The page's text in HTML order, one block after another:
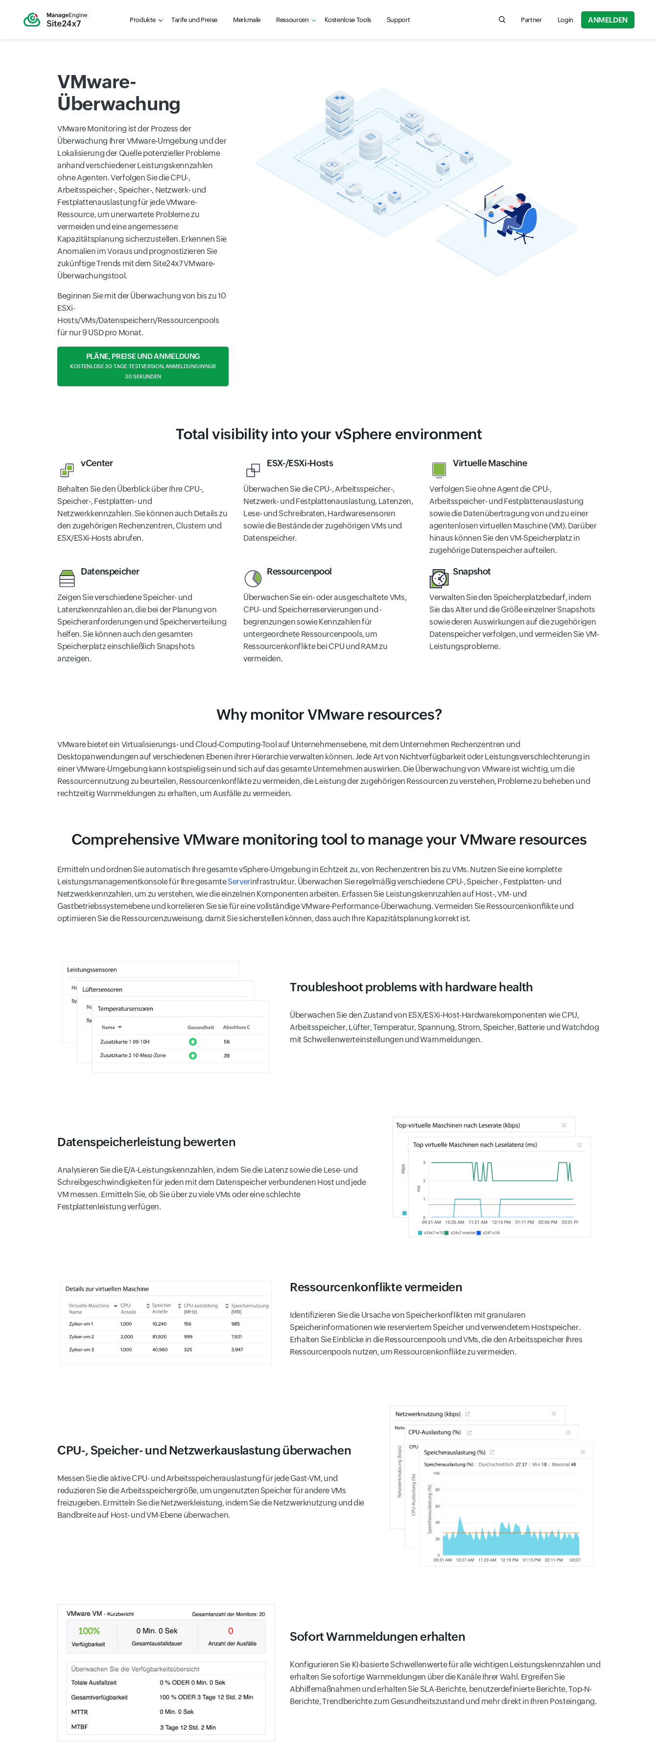
Produkte Tarife und Preise Merkmale Ressourcen Kostenlose Tools Support Search for product information, help articles,
Partner Login ANMELDEN
VMware-
Überwachung
VMware Monitoring ist der Prozess der
Überwachung Ihrer VMware-Umgebung und der
Lokalisierung der Quelle potenzieller Probleme
anhand verschiedener Leistungskennzahlen
ohne Agenten. Verfolgen Sie die CPU-,
Arbeitsspeicher-, Speicher-, Netzwerk- und
Festplattenauslastung für jede VMware-
Ressource, um unerwartete Probleme zu
vermeiden und eine angemessene
Kapazitätsplanung sicherzustellen. Erkennen Sie
Anomalien im Voraus und prognostizieren Sie
zukünftige Trends mit dem Site24x7 VMware-
Überwachungstool.
Beginnen Sie mit der Überwachung von bis zu 10
ESXi-
Hosts/VMs/Datenspeichern/Ressourcenpools
für nur 9 USD pro Monat.
PLÄNE, PREISE UND ANMELDUNG
KOSTENLOSE 30-TAGE-TESTVERSION, ANMELDUNG IN NUR
30 SEKUNDEN
Total visibility into your vSphere environment
vCenter
Behalten Sie den Überblick über Ihre CPU-,
Speicher-, Festplatten- und
Netzwerkkennzahlen. Sie können auch Details zu
den zugehörigen Rechenzentren, Clustern und
ESX/ESXi-Hosts abrufen.
ESX-/ESXi-Hosts
Überwachen Sie die CPU-, Arbeitsspeicher-,
Netzwerk- und Festplattenauslastung, Latenzen,
Lese- und Schreibraten, Hardwaresensoren
sowie die Bestände der zugehörigen VMs und
Datenspeicher.
Virtuelle Maschine
Verfolgen Sie ohne Agent die CPU-,
Arbeitsspeicher- und Festplattenauslastung
sowie die Datenübertragung von und zu einer
agentenlosen virtuellen Maschine (VM). Darüber
hinaus können Sie den VM-Speicherplatz in
zugehörige Datenspeicher aufteilen.
Datenspeicher
Zeigen Sie verschiedene Speicher- und
Latenzkennzahlen an, die bei der Planung von
Speicheranforderungen und Speicherverteilung
helfen. Sie können auch den gesamten
Speicherplatz einschließlich Snapshots
anzeigen.
Ressourcenpool
Überwachen Sie ein- oder ausgeschaltete VMs,
CPU- und Speicherreservierungen und -
begrenzungen sowie Kennzahlen für
untergeordnete Ressourcenpools, um
Ressourcenkonflikte bei CPU und RAM zu
vermeiden.
Snapshot
Verwalten Sie den Speicherplatzbedarf, indem
Sie das Alter und die Größe einzelner Snapshots
sowie deren Auswirkungen auf die zugehörigen
Datenspeicher verfolgen, und vermeiden Sie VM-
Leistungsprobleme.
Why monitor VMware resources?
VMware bietet ein Virtualisierungs- und Cloud-Computing-Tool auf Unternehmensebene, mit dem Unternehmen Rechenzentren und
Desktopanwendungen auf verschiedenen Ebenen ihrer Hierarchie verwalten können. Jede Art von Nichtverfügbarkeit oder Leistungsverschlechterung in
einer VMware-Umgebung kann kostspielig sein und sich auf das gesamte Unternehmen auswirken. Die Überwachung von VMware ist wichtig, um die
Ressourcennutzung zu beurteilen, Ressourcenkonflikte zu vermeiden, die Leistung der zugehörigen Ressourcen zu verstehen, Probleme zu beheben und
rechtzeitig Warnmeldungen zu erhalten, um Ausfälle zu vermeiden.
Comprehensive VMware monitoring tool to manage your VMware resources
Ermitteln und ordnen Sie automatisch Ihre gesamte vSphere-Umgebung in Echtzeit zu, von Rechenzentren bis zu VMs. Nutzen Sie eine komplette
Leistungsmanagementkonsole für Ihre gesamteServerinfrastruktur. Überwachen Sie regelmäßig verschiedene CPU-, Speicher-, Festplatten- und
Netzwerkkennzahlen, um zu verstehen, wie die einzelnen Komponenten arbeiten. Erfassen Sie Leistungskennzahlen auf Host-, VM- und
Gastbetriebssystemebene und korrelieren Sie sie für eine vollständige VMware-Performance-Überwachung. Vermeiden Sie Ressourcenkonflikte und
optimieren Sie die Ressourcenzuweisung, damit Sie sicherstellen können, dass auch Ihre Kapazitätsplanung korrekt ist.
Troubleshoot problems with hardware health
Überwachen Sie den Zustand von ESX/ESXi-Host-Hardwarekomponenten wie CPU,
Arbeitsspeicher, Lüfter, Temperatur, Spannung, Strom, Speicher, Batterie und Watchdog
mit Schwellenwerteinstellungen und Warnmeldungen.
Datenspeicherleistung bewerten
Analysieren Sie die E/A-Leistungskennzahlen, indem Sie die Latenz sowie die Lese- und
Schreibgeschwindigkeiten für jeden mit dem Datenspeicher verbundenen Host und jede
VM messen. Ermitteln Sie, ob Sie über zu viele VMs oder eine schlechte
Festplattenleistung verfügen.
Ressourcenkonflikte vermeiden
Identifizieren Sie die Ursache von Speicherkonflikten mit granularen
Speicherinformationen wie reserviertem Speicher und verwendetem Hostspeicher.
Erhalten Sie Einblicke in die Ressourcenpools und VMs, die den Arbeitsspeicher Ihres
Ressourcenpools nutzen, um Ressourcenkonflikte zu vermeiden.
CPU-, Speicher- und Netzwerkauslastung überwachen
Messen Sie die aktive CPU- und Arbeitsspeicherauslastung für jede Gast-VM, und
reduzieren Sie die Arbeitsspeichergröße, um ungenutzten Speicher für andere VMs
freizugeben. Ermitteln Sie die Netzwerkleistung, indem Sie die Netzwerknutzung und die
Bandbreite auf Host- und VM-Ebene überwachen.
Sofort Warnmeldungen erhalten
Konfigurieren Sie KI-basierte Schwellenwerte für alle wichtigen Leistungskennzahlen und
erhalten Sie sofortige Warnmeldungen über die Kanäle Ihrer Wahl. Ergreifen Sie
Abhilfemaßnahmen und erhalten Sie SLA-Berichte, benutzerdefinierte Berichte, Top-N-
Berichte, Trendberichte zum Gesundheitszustand und mehr direkt in Ihren Posteingang.